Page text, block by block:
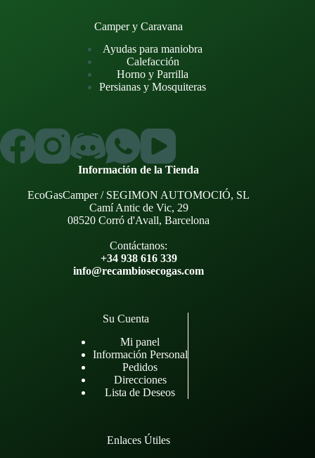
Camper y Caravana
Ayudas para maniobra
Calefacción
Horno y Parrilla
Persianas y Mosquiteras
Información de la Tienda
EcoGasCamper / SEGIMON AUTOMOCIÓ, SL
Camí Antic de Vic, 29
08520 Corró d'Avall, Barcelona
Contáctanos:
+34 938 616 339
info@recambiosecogas.com
Su Cuenta
Mi panel
Información Personal
Pedidos
Direcciones
Lista de Deseos
Enlaces Útiles